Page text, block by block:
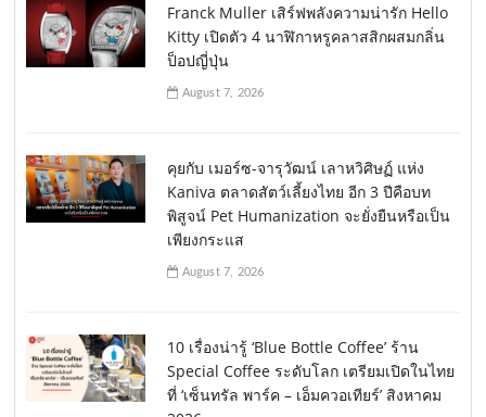
Franck Muller เสิร์ฟพลังความน่ารัก Hello
Kitty เปิดตัว 4 นาฬิกาหรูคลาสสิกผสมกลิ่น
ป็อปญี่ปุ่น
August 7, 2026
คุยกับ เมอร์ซ-จารุวัฒน์ เลาหวิศิษฏ์ แห่ง
Kaniva ตลาดสัตว์เลี้ยงไทย อีก 3 ปีคือบท
พิสูจน์ Pet Humanization จะยั่งยืนหรือเป็น
เพียงกระแส
August 7, 2026
10 เรื่องน่ารู้ ‘Blue Bottle Coffee’ ร้าน
Special Coffee ระดับโลก เตรียมเปิดในไทย
ที่ ‘เซ็นทรัล พาร์ค – เอ็มควอเทียร์’ สิงหาคม